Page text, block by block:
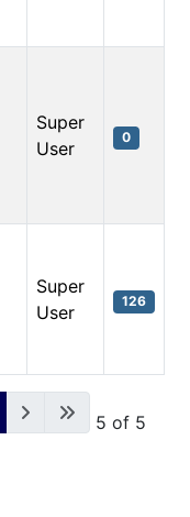
Super
User
0
Super
User
126
Page 5 of 5